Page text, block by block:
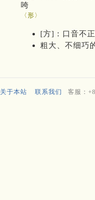
咵
〈形〉
[方]：口音不
粗大、不细巧
关于本站 联系我们 客服：